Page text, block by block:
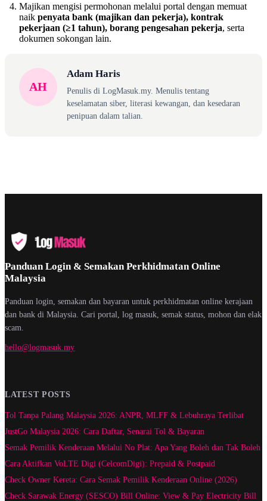
Majikan mengisi permohonan melalui portal dengan memuat
naik penyata bank (majikan dan pekerja), kontrak
pekerjaan (≥1 tahun), borang pengesahan pekerja, serta
dokumen sokongan lain.
AH
Adam Haris
Penulis di LogMasuk.my. Menulis tentang
keselamatan siber, literasi kewangan, dan kesedaran
penipuan dalam talian.
Panduan Login & Semakan Perkhidmatan Online
Malaysia
Panduan login, semakan dan bayaran untuk perkhidmatan online kerajaan
dan bank di Malaysia. Cari portal, log masuk, semak status, mohon dan elak
scam.
hello@logmasuk.my
LATEST POSTS
Tol Tanpa Palang Malaysia 2026: ANPR, MLFF & Lebuhraya Terlibat
JustGo Malaysia 2026: Cara Daftar, Senarai Tol & Bayaran
Semak Pemilik Kenderaan Melalui No Plat: Apa Yang Boleh dan Tak Boleh
Cara Aktifkan VoLTE Digi (CelcomDigi): Prepaid & Postpaid
Check Owner Kereta: Cara Semak Pemilik Kenderaan Online (2026)
Check Sarawak Energy (SESCO) Bill Online: View & Pay Electricity Bill